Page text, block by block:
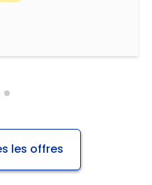
les offres